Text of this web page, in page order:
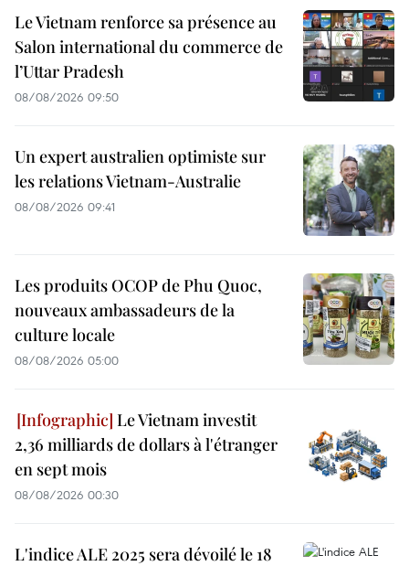
Le Vietnam renforce sa présence au
Salon international du commerce de
l’Uttar Pradesh
08/08/2026 09:50
Un expert australien optimiste sur
les relations Vietnam-Australie
08/08/2026 09:41
Les produits OCOP de Phu Quoc,
nouveaux ambassadeurs de la
culture locale
08/08/2026 05:00
Le Vietnam investit
2,36 milliards de dollars à l'étranger
en sept mois
08/08/2026 00:30
L'indice ALE 2025 sera dévoilé le 18